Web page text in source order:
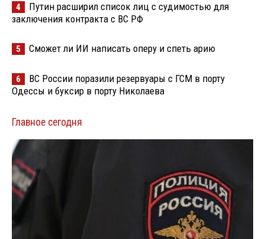
4
Путин расширил список лиц с судимостью для
заключения контракта с ВС РФ
5 Сможет ли ИИ написать оперу и спеть арию
6
ВС России поразили резервуары с ГСМ в порту
Одессы и буксир в порту Николаева
Главное сегодня